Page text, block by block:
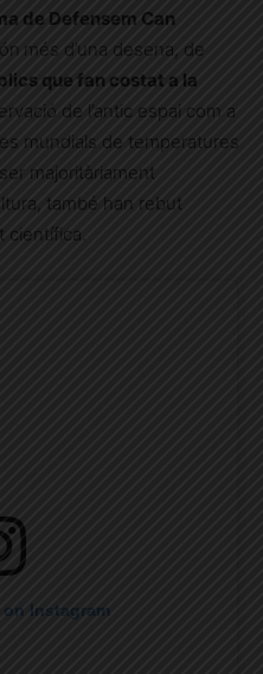
de Defensem Can
més d’una desena, de
que fan costat a la
de l’antic espai com a
mundials de temperatures
majoritàriament
també han rebut
Instagram